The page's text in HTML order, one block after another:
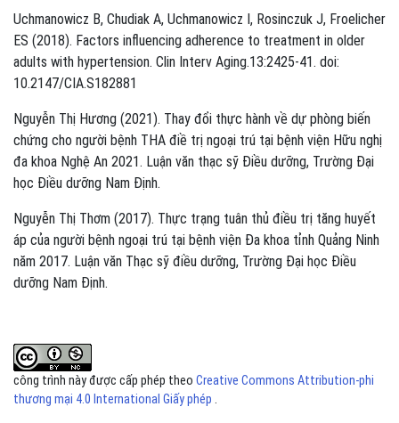
Uchmanowicz B, Chudiak A, Uchmanowicz I, Rosinczuk J, Froelicher
ES (2018). Factors influencing adherence to treatment in older
adults with hypertension. Clin Interv Aging.13:2425-41. doi:
10.2147/CIA.S182881
Nguyễn Thị Hương (2021). Thay đổi thực hành về dự phòng biến
chứng cho người bệnh THA điề trị ngoại trú tại bệnh viện Hữu nghị
đa khoa Nghệ An 2021. Luận văn thạc sỹ Điều dưỡng, Trường Đại
học Điều dưỡng Nam Định.
Nguyễn Thị Thơm (2017). Thực trạng tuân thủ điều trị tăng huyết
áp của người bệnh ngoại trú tại bệnh viện Đa khoa tỉnh Quảng Ninh
năm 2017. Luận văn Thạc sỹ điều dưỡng, Trường Đại học Điều
dưỡng Nam Định.
công trình này được cấp phép theo Creative Commons Attribution-phi
thương mại 4.0 International Giấy phép .